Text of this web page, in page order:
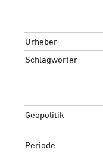
Urheber
Schlagwörter
Geopolitik
Periode